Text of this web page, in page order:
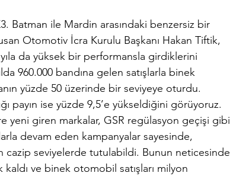
Batman ile Mardin arasındaki benzersiz bir
Otomotiv İcra Kurulu Başkanı Hakan Tiftik,
yıla da yüksek bir performansla girdiklerini
960.000 bandına gelen satışlarla binek
yüzde 50 üzerinde bir seviyeye oturdu.
payın ise yüzde 9,5’e yükseldiğini görüyoruz.
yeni giren markalar, GSR regülasyon geçişi gibi
devam eden kampanyalar sayesinde,
cazip seviyelerde tutulabildi. Bunun neticesinde
ve binek otomobil satışları milyon